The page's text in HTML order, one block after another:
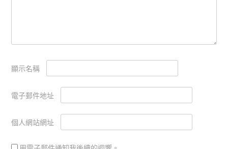
顯示名稱
電子郵件地址
個人網站網址